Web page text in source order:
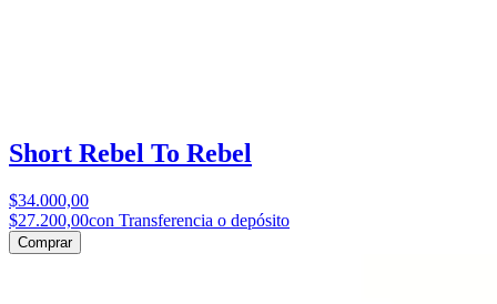
Short Rebel To Rebel
$34.000,00
$27.200,00con Transferencia o depósito
Comprar